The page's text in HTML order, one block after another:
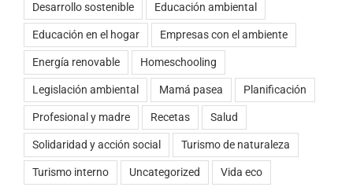
Desarrollo sostenible Educación ambiental
Educación en el hogar Empresas con el ambiente
Energía renovable Homeschooling
Legislación ambiental Mamá pasea Planificación
Profesional y madre Recetas Salud
Solidaridad y acción social Turismo de naturaleza
Turismo interno Uncategorized Vida eco